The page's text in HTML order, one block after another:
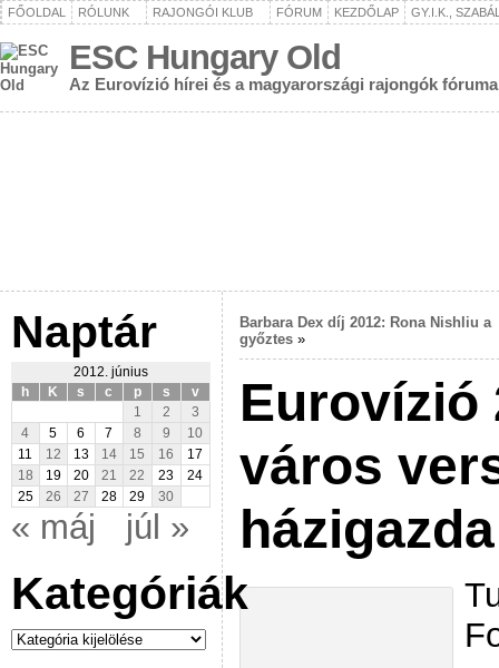
FŐOLDAL RÓLUNK RAJONGÓI KLUB FÓRUM KEZDŐLAP GY.I.K.,
ESC Hungary Old
Az Eurovízió hírei és a magyarországi rajongók fóruma
Naptár
2012. június
h
K s c p s
v
1
2
3
4
5 6 7 8 9
10
11
12 13 14 15 16
17
18
19 20 21 22 23
24
25
26 27 28 29 30
« máj júl »
Kategóriák
Kategóriák
Barbara Dex díj 2012: Rona Nishliu a
győztes »
Eurovízió
város